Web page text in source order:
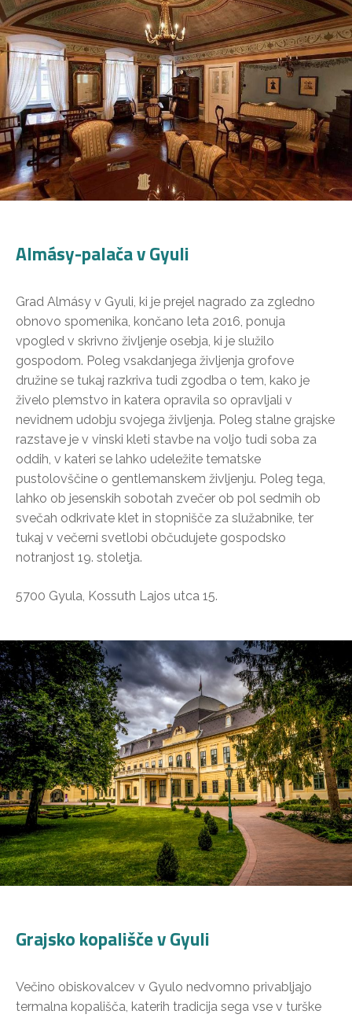
Almásy-palača v Gyuli
Grad Almásy v Gyuli, ki je prejel nagrado za zgledno
obnovo spomenika, končano leta 2016, ponuja
vpogled v skrivno življenje osebja, ki je služilo
gospodom. Poleg vsakdanjega življenja grofove
družine se tukaj razkriva tudi zgodba o tem, kako je
živelo plemstvo in katera opravila so opravljali v
nevidnem udobju svojega življenja. Poleg stalne grajske
razstave je v vinski kleti stavbe na voljo tudi soba za
oddih, v kateri se lahko udeležite tematske
pustolovščine o gentlemanskem življenju. Poleg tega,
lahko ob jesenskih sobotah zvečer ob pol sedmih ob
svečah odkrivate klet in stopnišče za služabnike, ter
tukaj v večerni svetlobi občudujete gospodsko
notranjost 19. stoletja.
5700 Gyula, Kossuth Lajos utca 15.
Grajsko kopališče v Gyuli
Večino obiskovalcev v Gyulo nedvomno privabljajo
termalna kopališča, katerih tradicija sega vse v turške